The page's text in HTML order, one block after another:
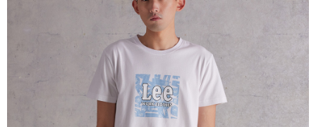
購買商品的店家。未經商家同意取消之訂單仍視為有效，需透過AFTEE先享
※ 交易是否成功請以「AFTEE先享後付 」之結帳頁面顯示為準，若有關於
是否繳費成功／繳費後需取消欲退款等相關疑問，請聯繫「AFTEE先享後付
https://netprotections.freshdesk.com/support/home
【注意事項】
１．透過由恩沛科技股份有限公司提供之「AFTEE先享後付」服務完成之交
易，需依本服務之必要範圍內提供個人資料，並將交易相關給付款項請求債
權轉讓予恩沛科技股份有限公司。
每筆NT$80，滿NT$2,000(含以上)免運費
付款後 7-11取貨
每筆NT$80，滿NT$2,000(含以上)免運費
宅配
每筆NT$120，滿NT$2,000(含以上)免運費